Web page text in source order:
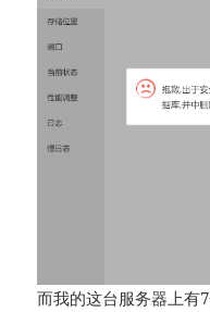
而我的这台服务器上有